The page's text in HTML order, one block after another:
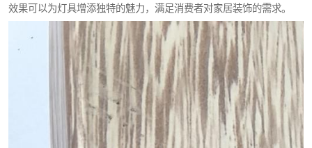
效果可以为灯具增添独特的魅力，满足消费者对家居装饰的需求。